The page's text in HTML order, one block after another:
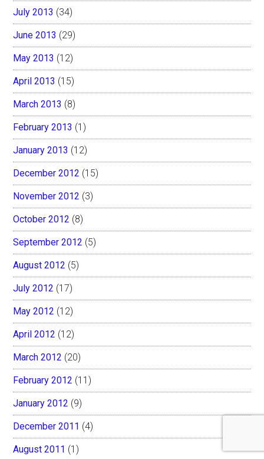
July 2013 (34)
June 2013 (29)
May 2013 (12)
April 2013 (15)
March 2013 (8)
February 2013 (1)
January 2013 (12)
December 2012 (15)
November 2012 (3)
October 2012 (8)
September 2012 (5)
August 2012 (5)
July 2012 (17)
May 2012 (12)
April 2012 (12)
March 2012 (20)
February 2012 (11)
January 2012 (9)
December 2011 (4)
August 2011 (1)